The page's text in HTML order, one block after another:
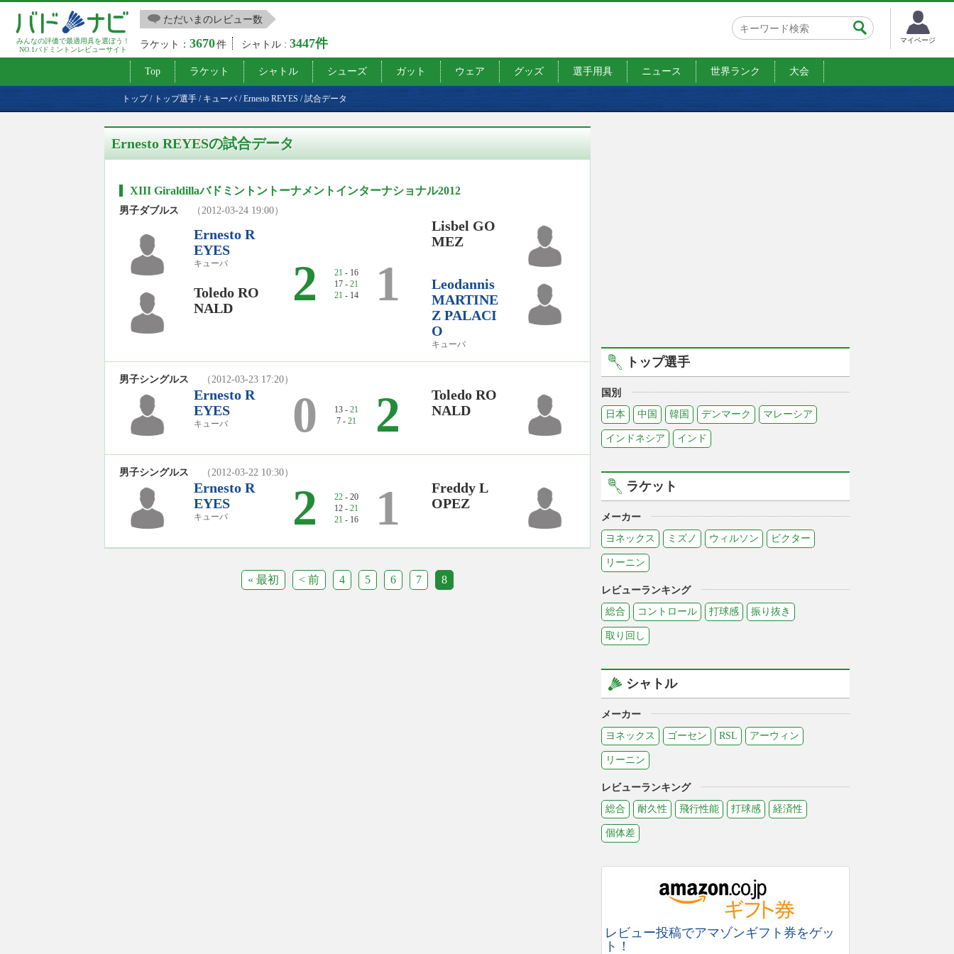
みんなの評価で最適用具を選ぼう！
NO.1バドミントンレビューサイト
ただいまのレビュー数
ラケット：3670件 シャトル :3447件 マイページ
Top ラケット シャトル シューズ ガット ウェア グッズ 選手用具 ニュース 世界ランク 大会
トップ/ トップ選手 / キューバ/Ernesto REYES /試合データ
Ernesto REYESの試合データ
XIII Giraldillaバドミントントーナメントインターナショナル2012
男子ダブルス （2012-03-24 19:00）
Ernesto R
EYES
キューバ
Toledo RO
NALD
2 21 - 16
17 - 21
21 - 14 1
Lisbel GO
MEZ
Leodannis
MARTINE
Z PALACI
O
キューバ
男子シングルス （2012-03-23 17:20）
Ernesto R
EYES
キューバ 0 13 - 21
7 - 21 2
Toledo RO
NALD
男子シングルス （2012-03-22 10:30）
Ernesto R
EYES
キューバ 2 22 - 20
12 - 21
21 - 16 1
Freddy L
OPEZ
« 最初 < 前 4 5 6 7 8
トップ選手
国別
日本
中国 韓国 デンマーク マレーシア
インドネシア インド
ラケット
メーカー
ヨネックス
ミズノ ウィルソン ビクター
リーニン
レビューランキング
総合
コントロール 打球感 振り抜き
取り回し
シャトル
メーカー
ヨネックス
ゴーセン RSL アーウィン
リーニン
レビューランキング
総合
耐久性 飛行性能 打球感 経済性
個体差
レビュー投稿でアマゾンギフト券をゲッ
ト！